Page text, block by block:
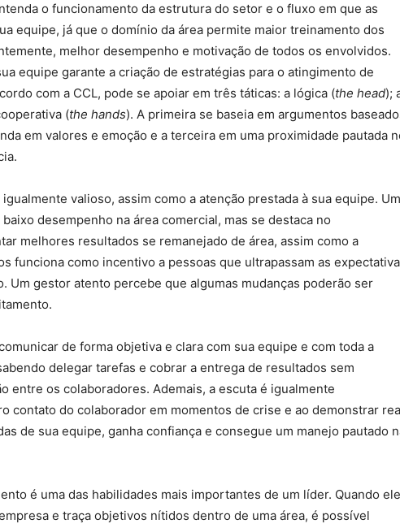
o funcionamento da estrutura do setor e o fluxo em que as
equipe, já que o domínio da área permite maior treinamento dos
melhor desempenho e motivação de todos os envolvidos.
equipe garante a criação de estratégias para o atingimento de
com a CCL, pode se apoiar em três táticas: a lógica (the head);
(the hands). A primeira se baseia em argumentos
em valores e emoção e a terceira em uma proximidade pautada
valioso, assim como a atenção prestada à sua equipe. Um
desempenho na área comercial, mas se destaca no
melhores resultados se remanejado de área, assim como a
funciona como incentivo a pessoas que ultrapassam as
Um gestor atento percebe que algumas mudanças poderão ser
de forma objetiva e clara com sua equipe e com toda a
delegar tarefas e cobrar a entrega de resultados sem
entre os colaboradores. Ademais, a escuta é igualmente
contato do colaborador em momentos de crise e ao demonstrar
de sua equipe, ganha confiança e consegue um manejo pautado
é uma das habilidades mais importantes de um líder. Quando ele
e traça objetivos nítidos dentro de uma área, é possível